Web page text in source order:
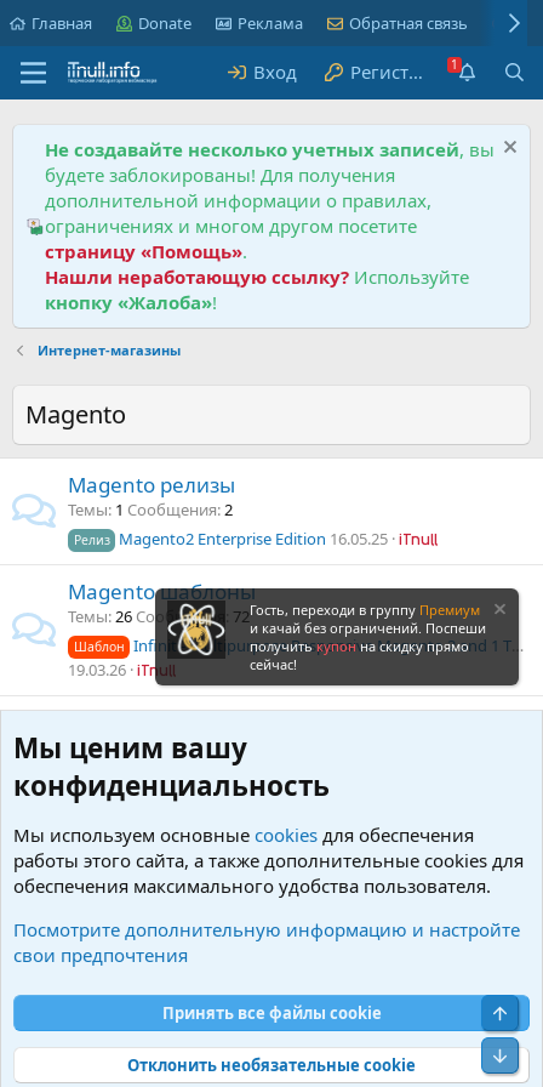
Главная Donate Реклама Обратная связь
Вход Регистрация
Не создавайте несколько учетных записей, вы
будете заблокированы! Для получения
дополнительной информации о правилах,
ограничениях и многом другом посетите
страницу «Помощь».
Нашли неработающую ссылку? Используйте
кнопку «Жалоба»!
Интернет-магазины
Magento
Magento релизы
Темы 1 Сообщения 2
Релиз Magento2 Enterprise Edition 16.05.25 iTnull
Magento шаблоны
Темы 26 Сообщения 72
Шаблон Infinit - Multipurpose Responsive Magento 2 and 1 Theme
19.03.26
iTnull
Темы 52Сообщения 60
Модуль Full Page Cache Warmer for Magento 2
Фильтры
В этом форуме пока нет ни одной темы.
Интернет-магазины
Гость, переходи в группу Премиум
и качай без ограничений. Поспеши
получитькупонна скидку прямо
сейчас!
Мы ценим вашу
конфиденциальность
Мы используем основные cookies для обеспечения
работы этого сайта, а также дополнительные cookies для
обеспечения максимального удобства пользователя.
Посмотрите дополнительную информацию и настройте
свои предпочтения
Принять все файлы cookie
Отклонить необязательные cookie